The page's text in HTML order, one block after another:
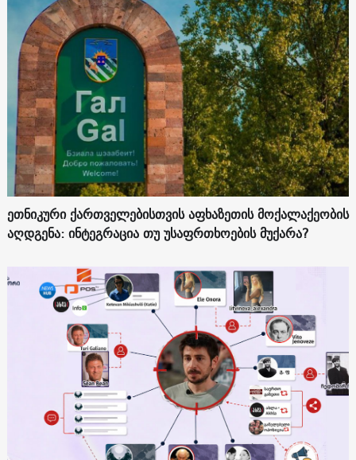
ეთნიკური ქართველებისთვის აფხაზეთის მოქალაქეობის
აღდგენა: ინტეგრაცია თუ უსაფრთხოების მუქარა?